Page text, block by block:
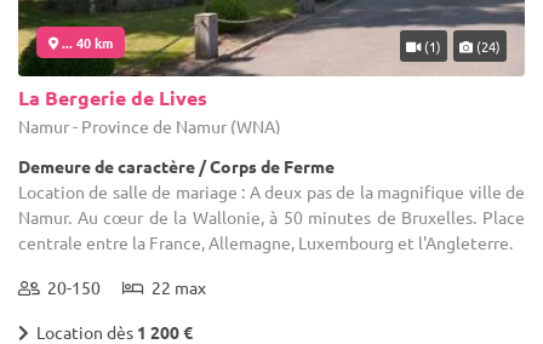
... 40 km (1) (24)
La Bergerie de Lives
Namur - Province de Namur (WNA)
Demeure de caractère / Corps de Ferme
Location de salle de mariage : A deux pas de la magnifique ville de
Namur. Au cœur de la Wallonie, à 50 minutes de Bruxelles. Place
centrale entre la France, Allemagne, Luxembourg et l'Angleterre.
20-150 22 max
Location dès 1 200 €